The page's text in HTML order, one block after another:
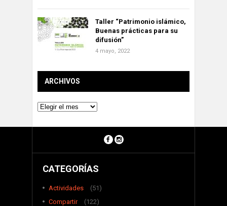
Taller “Patrimonio islámico,
Buenas prácticas para su
difusión”
4 mayo, 2022
ARCHIVOS
Archivos
CATEGORÍAS
Actividades
(51)
Compartir
(122)